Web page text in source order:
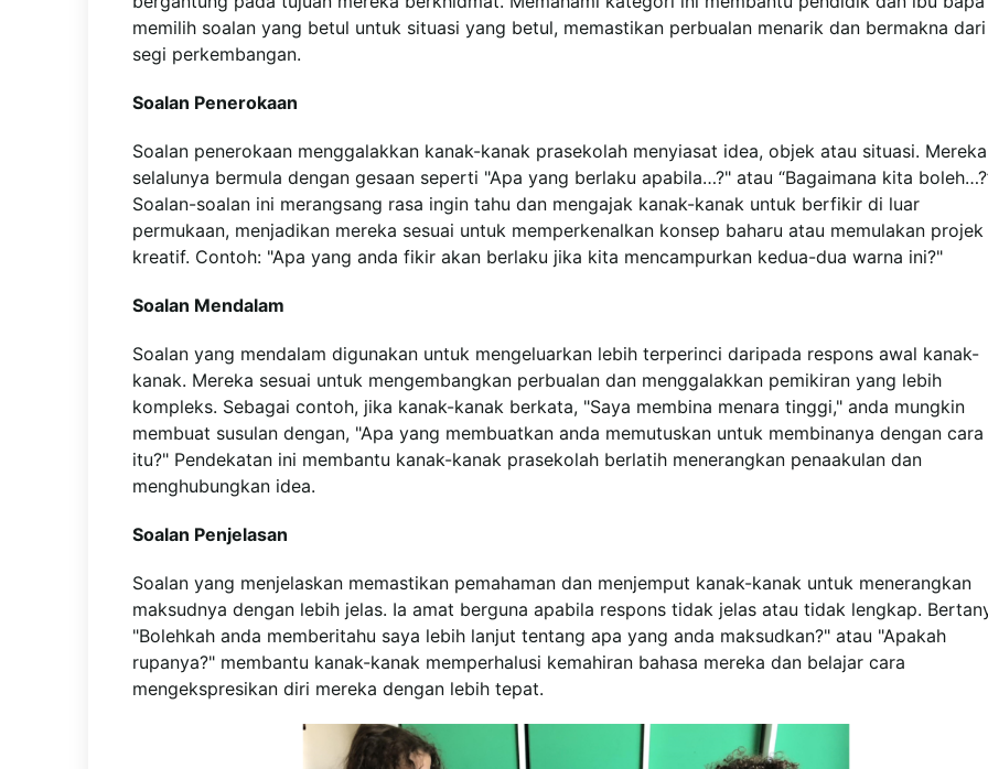
memilih soalan yang betul untuk situasi yang betul, memastikan perbualan menarik dan bermakna dari
segi perkembangan.
Soalan Penerokaan
Soalan penerokaan menggalakkan kanak-kanak prasekolah menyiasat idea, objek atau situasi. Mereka
selalunya bermula dengan gesaan seperti "Apa yang berlaku apabila…?" atau “Bagaimana kita
Soalan-soalan ini merangsang rasa ingin tahu dan mengajak kanak-kanak untuk berfikir di luar
permukaan, menjadikan mereka sesuai untuk memperkenalkan konsep baharu atau memulakan projek
kreatif. Contoh: "Apa yang anda fikir akan berlaku jika kita mencampurkan kedua-dua warna ini?"
Soalan Mendalam
Soalan yang mendalam digunakan untuk mengeluarkan lebih terperinci daripada respons awal kanak-
kanak. Mereka sesuai untuk mengembangkan perbualan dan menggalakkan pemikiran yang lebih
kompleks. Sebagai contoh, jika kanak-kanak berkata, "Saya membina menara tinggi," anda mungkin
membuat susulan dengan, "Apa yang membuatkan anda memutuskan untuk membinanya dengan cara
itu?" Pendekatan ini membantu kanak-kanak prasekolah berlatih menerangkan penaakulan dan
menghubungkan idea.
Soalan Penjelasan
Soalan yang menjelaskan memastikan pemahaman dan menjemput kanak-kanak untuk menerangkan
maksudnya dengan lebih jelas. Ia amat berguna apabila respons tidak jelas atau tidak lengkap.
"Bolehkah anda memberitahu saya lebih lanjut tentang apa yang anda maksudkan?" atau "Apakah
rupanya?" membantu kanak-kanak memperhalusi kemahiran bahasa mereka dan belajar cara
mengekspresikan diri mereka dengan lebih tepat.